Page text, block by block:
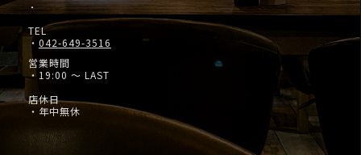
・
TEL
・ 042-649-3516
営業時間
・19:00 ～ LAST
店休日
・年中無休